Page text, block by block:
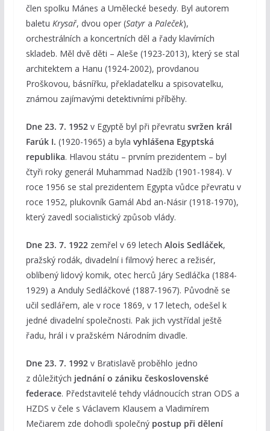
člen spolku Mánes a Umělecké besedy. Byl autorem
baletu Krysař, dvou oper (Satyra Paleček),
orchestrálních a koncertních děl a řady klavírních
skladeb. Měl dvě děti – Aleše (1923-2013), který se stal
architektem a Hanu (1924-2002), provdanou
Proškovou, básnířku, překladatelku a spisovatelku,
známou zajímavými detektivními příběhy.
Dne 23. 7. 1952v Egyptě byl při převratu svržen král
Farúk I. (1920-1965) a byla vyhlášena Egyptská
republika. Hlavou státu – prvním prezidentem – byl
čtyři roky generál Muhammad Nadžíb (1901-1984). V
roce 1956 se stal prezidentem Egypta vůdce převratu v
roce 1952, plukovník Gamál Abd an-Násir (1918-1970),
který zavedl socialistický způsob vlády.
Dne 23. 7. 1922zemřel v 69 letech Alois Sedláček,
pražský rodák, divadelní i filmový herec a režisér,
oblíbený lidový komik, otec herců Járy Sedláčka (1884-
1929) a Anduly Sedláčkové (1887-1967). Původně se
učil sedlářem, ale v roce 1869, v 17 letech, odešel k
jedné divadelní společnosti. Pak jich vystřídal ještě
řadu, hrál i v pražském Národním divadle.
Dne 23. 7. 1992v Bratislavě proběhlo jedno
z důležitých jednání o zániku československé
federace. Představitelé tehdy vládnoucích stran ODS a
HZDS v čele s Václavem Klausem a Vladimírem
Mečiarem zde dohodli společný postup při dělení